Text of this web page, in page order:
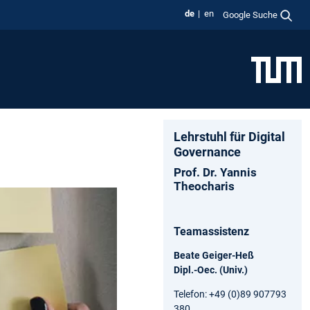
de en Google Suche
Lehrstuhl für Digital
Governance
Prof. Dr. Yannis
Theocharis
Teamassistenz
Beate Geiger-Heß
Dipl.-Oec. (Univ.)
Telefon: +49 (0)89 907793